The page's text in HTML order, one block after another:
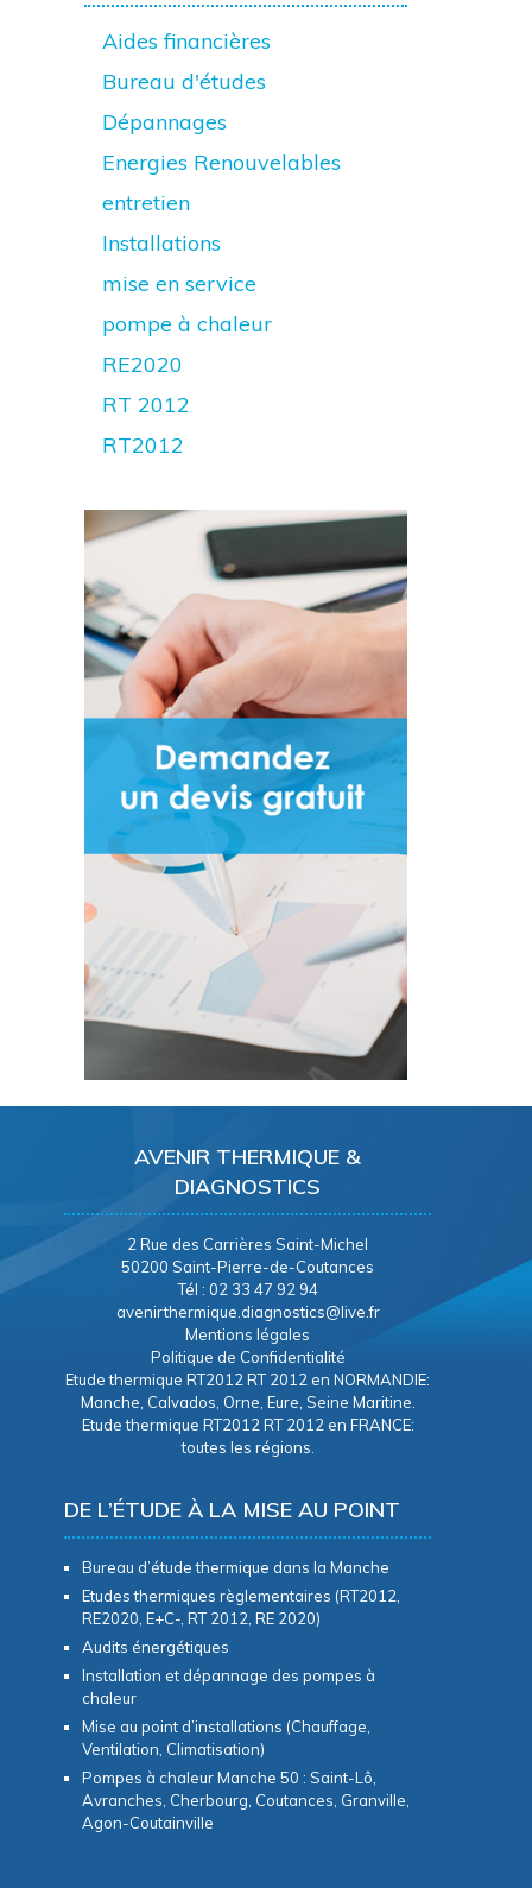
Aides financières
Bureau d'études
Dépannages
Energies Renouvelables
entretien
Installations
mise en service
pompe à chaleur
RE2020
RT 2012
RT2012
AVENIR THERMIQUE &
DIAGNOSTICS
2 Rue des Carrières Saint-Michel
50200 Saint-Pierre-de-Coutances
Tél : 02 33 47 92 94
avenirthermique.diagnostics@live.fr
Mentions légales
Politique de Confidentialité
Etude thermique RT2012 RT 2012 en NORMANDIE:
Manche, Calvados, Orne, Eure, Seine Maritine.
Etude thermique RT2012 RT 2012 en FRANCE:
toutes les régions.
DE L’ÉTUDE À LA MISE AU POINT
Bureau d’étude thermique dans la Manche
Etudes thermiques règlementaires (RT2012,
RE2020, E+C-, RT 2012, RE 2020)
Audits énergétiques
Installation et dépannage des pompes à
chaleur
Mise au point d’installations (Chauffage,
Ventilation, Climatisation)
Pompes à chaleur Manche 50 : Saint-Lô,
Avranches, Cherbourg, Coutances, Granville,
Agon-Coutainville